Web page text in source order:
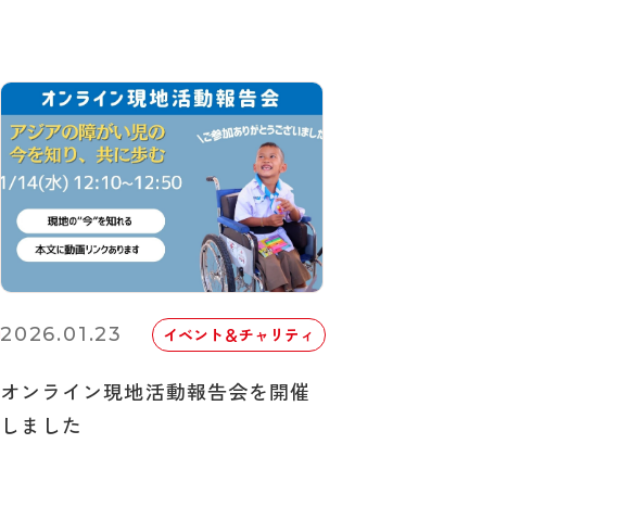
2026.01.23 イベント＆チャリティ
オンライン現地活動報告会を開催
しました